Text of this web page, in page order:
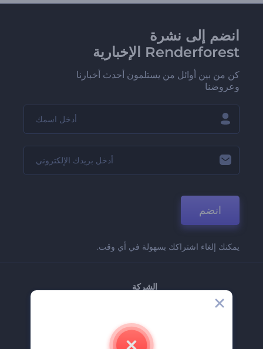
انضم إلى نشرة
Renderforest الإخبارية
كن من بين أوائل من يستلمون أحدث أخبارنا
وعروضنا
انضم
يمكنك إلغاء اشتراكك بسهولة في أي وقت.
الشركة
اتصل بنا
وظائف